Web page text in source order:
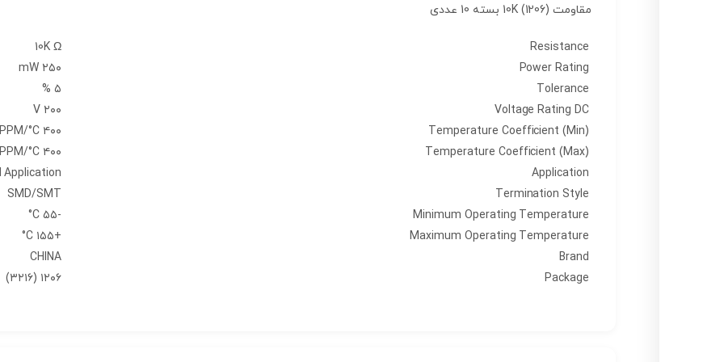
مقاومت 10K (1206) بسته 10 عددی
Resistance
10K Ω
Power Rating
۲۵۰ mW
Tolerance
۵ %
Voltage Rating DC
۲۰۰ V
Temperature Coefficient (Min)
۴۰۰ PPM/°C
Temperature Coefficient (Max)
۴۰۰ PPM/°C
Application
Application
Termination Style
SMD/SMT
Minimum Operating Temperature
-۵۵ C°
Maximum Operating Temperature
+۱۵۵ C°
Brand
CHINA
Package
۱۲۰۶ (۳۲۱۶)